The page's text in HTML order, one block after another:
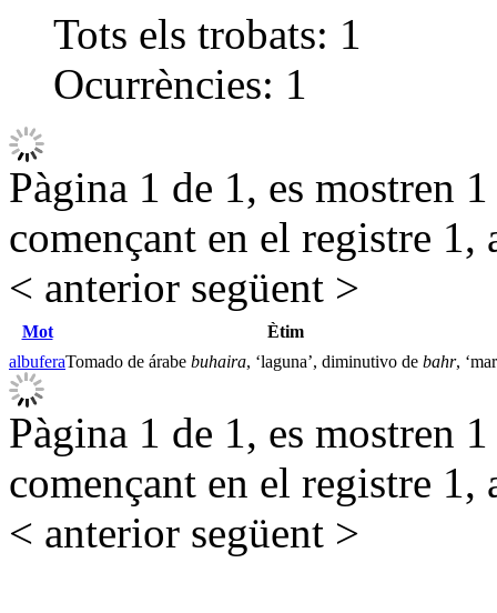
Tots els trobats: 1
Ocurrències: 1
Pàgina 1 de 1, es mostren
començant en el registre 1,
< anterior següent >
Mot
Ètim
albuferaTomado de árabe buhaira, ‘laguna’, diminutivo de bahr,
Pàgina 1 de 1, es mostren
començant en el registre 1,
< anterior següent >